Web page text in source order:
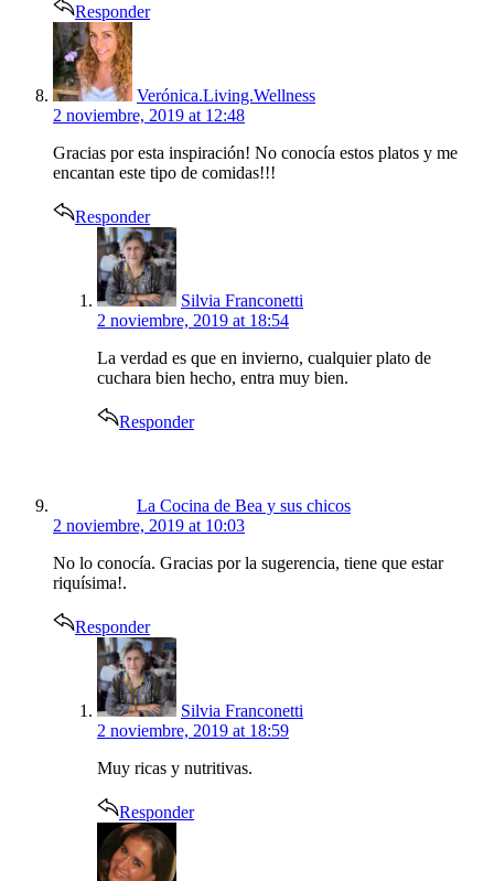
Responder
says:
Verónica.Living.Wellness
2 noviembre, 2019 at 12:48
Gracias por esta inspiración! No conocía estos platos y me
encantan este tipo de comidas!!!
Responder
says:
Silvia Franconetti
2 noviembre, 2019 at 18:54
La verdad es que en invierno, cualquier plato de
cuchara bien hecho, entra muy bien.
Responder
La Cocina de Bea y sus chicos
2 noviembre, 2019 at 10:03
No lo conocía. Gracias por la sugerencia, tiene que estar
riquísima!.
Responder
says:
Silvia Franconetti
2 noviembre, 2019 at 18:59
Muy ricas y nutritivas.
Responder